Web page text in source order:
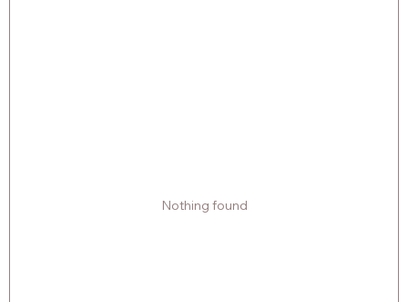
Nothing found